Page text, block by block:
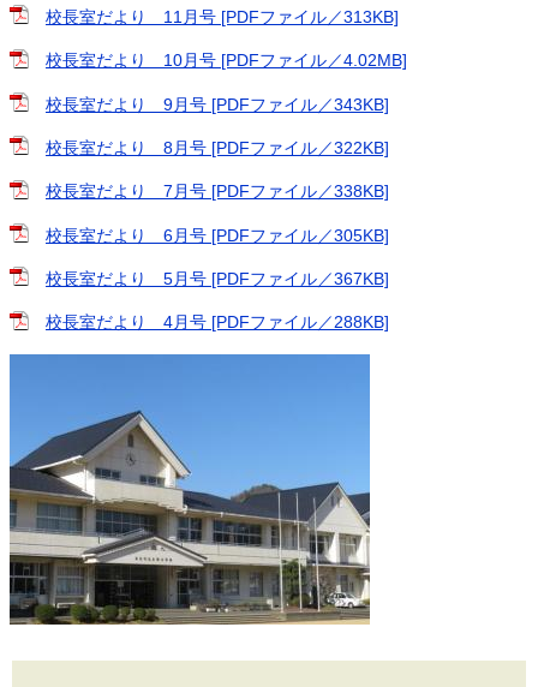
校長室だより 11月号 [PDFファイル／313KB]
校長室だより 10月号 [PDFファイル／4.02MB]
校長室だより 9月号 [PDFファイル／343KB]
校長室だより 8月号 [PDFファイル／322KB]
校長室だより 7月号 [PDFファイル／338KB]
校長室だより 6月号 [PDFファイル／305KB]
校長室だより 5月号 [PDFファイル／367KB]
校長室だより 4月号 [PDFファイル／288KB]